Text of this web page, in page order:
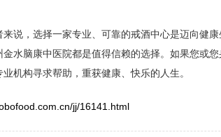
说，选择一家专业、可靠的戒酒中心是迈向健
水脑康中医院都是值得信赖的选择。如果您或
机构寻求帮助，重获健康、快乐的人生。
jj/16141.html